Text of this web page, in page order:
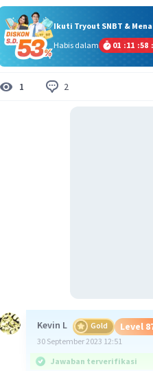
Ikuti Tryout SNBT &
Habis dalam
01 :11 :58 :
1 2
Kevin L Gold Level
30 September 2023 12:51
Jawaban terverifikasi